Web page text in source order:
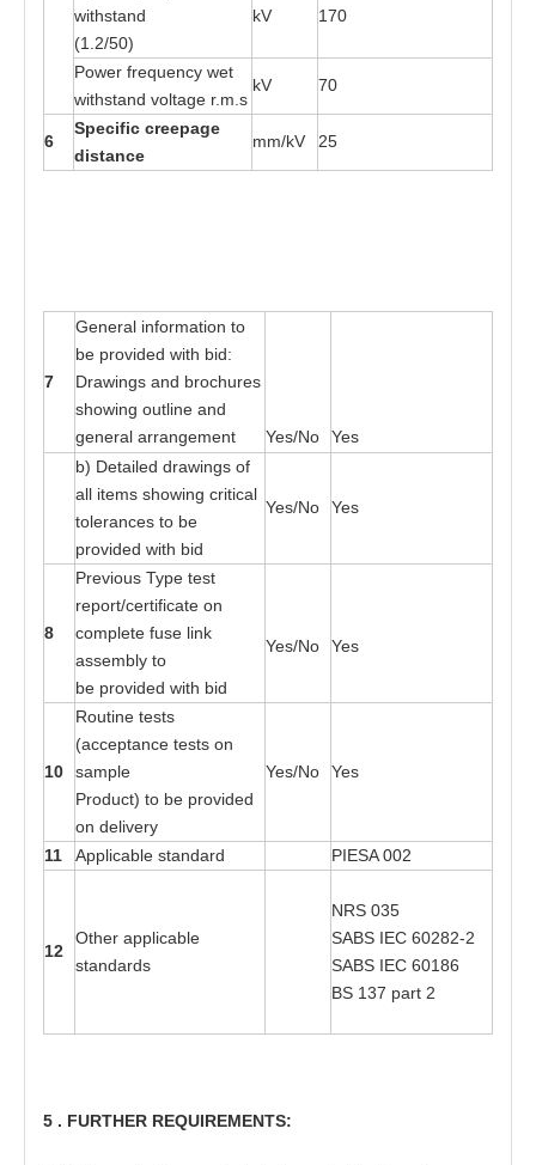
withstand
(1.2/50)
kV 170
Power frequency wet
withstand voltage r. m .s
kV 70
6
Specific creepage
distance
mm/kV 25
7
General information to
be provided with bid:
Drawings and brochures
showing outline and
general arrangement Yes/No
Yes
b) Detailed drawings of
all items showing critical
tolerances to be
provided with bid
Yes/No Yes
8
Previous Type test
report/certificate on
complete fuse link
assembly to
be provided with bid
Yes/No Yes
10
Routine tests
(acceptance tests on
sample
Product) to be provided
on delivery
Yes/No Yes
11 Applicable standard PIESA 002
12
Other applicable
standards
NRS 035
SABS IEC 60282-2
SABS IEC 60186
BS 137 part 2
5 . FURTHER REQUIREMENTS: